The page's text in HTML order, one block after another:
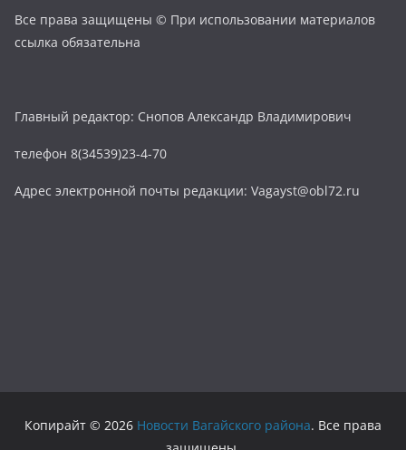
Все права защищены © При использовании материалов
ссылка обязательна
Главный редактор: Снопов Александр Владимирович
телефон 8(34539)23-4-70
Адрес электронной почты редакции: Vagayst@obl72.ru
Копирайт © 2026 Новости Вагайского района. Все права